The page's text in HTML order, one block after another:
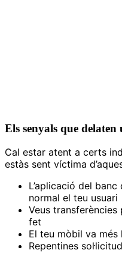
Els senyals que delaten
Cal estar atent a certs
estàs sent víctima
L’aplicació del
normal el teu usuari
Veus
fet
El teu mòbil va més
Repentines